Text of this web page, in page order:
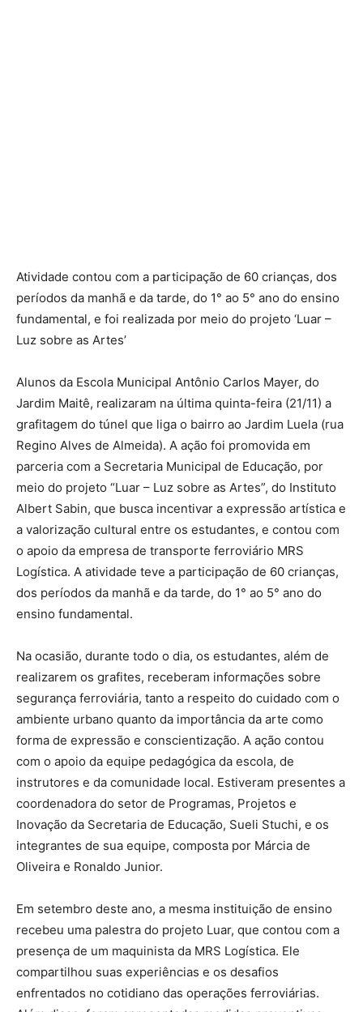
Atividade contou com a participação de 60 crianças, dos
períodos da manhã e da tarde, do 1° ao 5° ano do ensino
fundamental, e foi realizada por meio do projeto ‘Luar –
Luz sobre as Artes’
Alunos da Escola Municipal Antônio Carlos Mayer, do
Jardim Maitê, realizaram na última quinta-feira (21/11) a
grafitagem do túnel que liga o bairro ao Jardim Luela (rua
Regino Alves de Almeida). A ação foi promovida em
parceria com a Secretaria Municipal de Educação, por
meio do projeto “Luar – Luz sobre as Artes”, do Instituto
Albert Sabin, que busca incentivar a expressão artística e
a valorização cultural entre os estudantes, e contou com
o apoio da empresa de transporte ferroviário MRS
Logística. A atividade teve a participação de 60 crianças,
dos períodos da manhã e da tarde, do 1° ao 5° ano do
ensino fundamental.
Na ocasião, durante todo o dia, os estudantes, além de
realizarem os grafites, receberam informações sobre
segurança ferroviária, tanto a respeito do cuidado com o
ambiente urbano quanto da importância da arte como
forma de expressão e conscientização. A ação contou
com o apoio da equipe pedagógica da escola, de
instrutores e da comunidade local. Estiveram presentes a
coordenadora do setor de Programas, Projetos e
Inovação da Secretaria de Educação, Sueli Stuchi, e os
integrantes de sua equipe, composta por Márcia de
Oliveira e Ronaldo Junior.
Em setembro deste ano, a mesma instituição de ensino
recebeu uma palestra do projeto Luar, que contou com a
presença de um maquinista da MRS Logística. Ele
compartilhou suas experiências e os desafios
enfrentados no cotidiano das operações ferroviárias.